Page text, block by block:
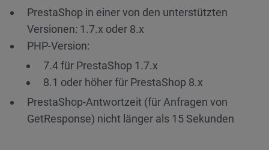
PrestaShop in einer von den unterstützten
Versionen: 1.7.x oder 8.x
PHP-Version:
7.4 für PrestaShop 1.7.x
8.1 oder höher für PrestaShop 8.x
PrestaShop-Antwortzeit (für Anfragen von
GetResponse) nicht länger als 15 Sekunden